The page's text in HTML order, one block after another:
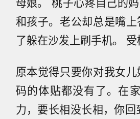
和孩子。老公却总是嘴
了躲在沙发上刷手机。
原本觉得只要你对我女
码的体贴都没有了。在
力，要长相没长相，你